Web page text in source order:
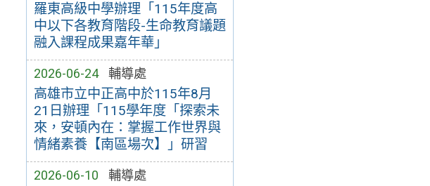
羅東高級中學辦理「115年度高
中以下各教育階段-生命教育議題
融入課程成果嘉年華」
2026-06-24 輔導處
高雄市立中正高中於115年8月
21日辦理「115學年度「探索未
來，安頓內在：掌握工作世界與
情緒素養【南區場次】」研習
2026-06-10 輔導處